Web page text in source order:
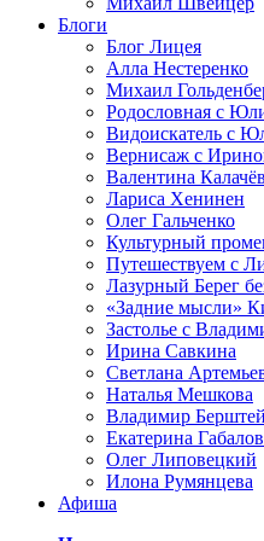
Блоги
Блог Лицея
Алла Нестеренко
Михаил
Родословная с
Видоискатель с
Вернисаж с
Валентина
Лариса Хенинен
Олег Гальченко
Культурный
Путешествуем с
Лазурный Берег
«Задние мысли»
Застолье с
Ирина Савкина
Светлана
Наталья Мешкова
Владимир
Екатерина
Олег Липовецкий
Илона Румянцева
Афиша